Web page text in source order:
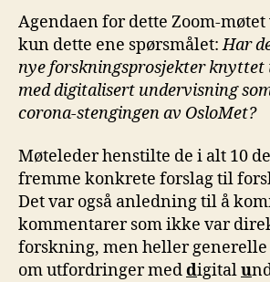
Agendaen for dette Zoom-
kun dette ene spørsmålet:Har
nye forskningsprosjekter
med digitalisert undervisning
corona-stengingen av OsloMet?
Møteleder henstilte de i alt 10
fremme konkrete forslag til
Det var også anledning til å
kommentarer som ikke var
forskning, men heller
om utfordringer meddigitalu